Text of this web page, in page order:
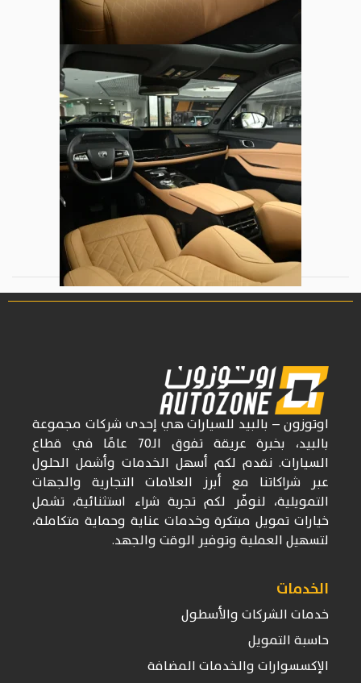
اوتوزون– بالبيد للسياراتهي إحدى شركات مجموعة
بالبيد، بخبرة عريقة تفوق الـ70
عامًا في قطاع
السيارات. نقدم لكم أسهل الخدمات وأشمل الحلول
عبر شراكاتنا مع أبرز العلامات التجارية والجهات
التمويلية، لنوفّر لكم تجربة شراء استثنائية، تشمل
خيارات تمويل مبتكرة وخدمات عناية وحماية متكاملة،
لتسهيل العملية وتوفير الوقت والجهد.
الخدمات
خدمات الشركات والأسطول
حاسبة التمويل
الإكسسوارات والخدمات المضافة